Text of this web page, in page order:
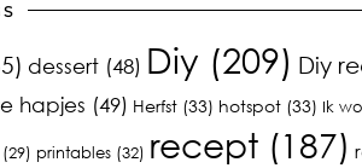
dessert (48) Diy (209) Diy
hapjes (49) Herfst(33) hotspot(33) Ik
(29) printables(32) recept(187)